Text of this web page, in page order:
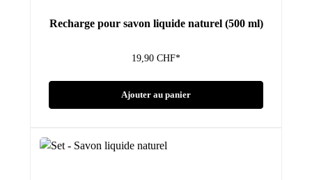
Recharge pour savon liquide naturel (500 ml)
19,90 CHF*
Ajouter au panier